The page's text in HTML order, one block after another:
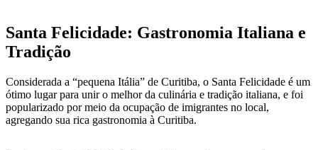
Santa Felicidade: Gastronomia Italiana e
Tradição
Considerada a “pequena Itália” de Curitiba, o Santa Felicidade é um
ótimo lugar para unir o melhor da culinária e tradição italiana, e foi
popularizado por meio da ocupação de imigrantes no local,
agregando sua rica gastronomia à Curitiba.